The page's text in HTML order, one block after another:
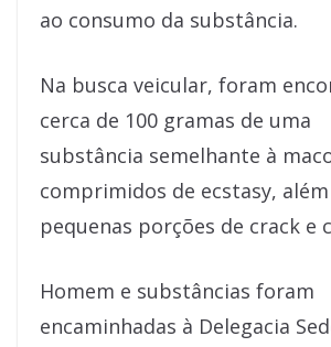
ao consumo da substância.
Na busca veicular, foram
cerca de 100 gramas de uma
substância semelhante à
comprimidos de ecstasy,
pequenas porções de crack e
Homem e substâncias foram
encaminhadas à Delegacia